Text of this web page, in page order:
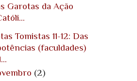
Garotas da Ação
Tomistas 11-12: Das
(faculdades)
(2)